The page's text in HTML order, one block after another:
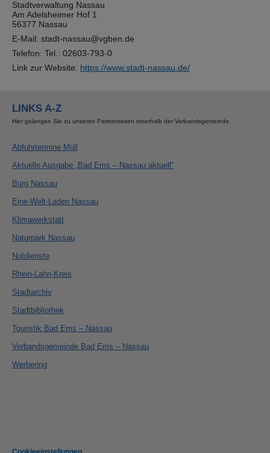
Stadtverwaltung Nassau
Am Adelsheimer Hof 1
56377 Nassau
E-Mail: stadt-nassau@vgben.de
Telefon: Tel.: 02603-793-0
Link zur Website: https://www.stadt-nassau.de/
LINKS A-Z
Hier gelangen Sie zu unseren Partnerseiten innerhalb der Verbandsgemeinde.
Abfuhrtermine Müll
Aktuelle Ausgabe „Bad Ems – Nassau aktuell“
Burg Nassau
Eine-Welt-Laden Nassau
Klimawerkstatt
Naturpark Nassau
Notdienste
Rhein-Lahn-Kreis
Stadtarchiv
Stadtbibliothek
Touristik Bad Ems – Nassau
Verbandsgemeinde Bad Ems – Nassau
Werbering